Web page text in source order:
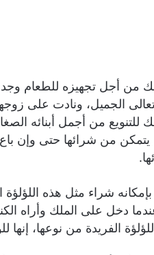
من أجل تجهيزه للطعام
الجميل، ونادت على زوجها
من أجمل أبنائه
يتمكن من شرائها حتى وإن
شراء مثل هذه اللؤلؤة
دخل على الملك وأراه
الفريدة من نوعها، إنها